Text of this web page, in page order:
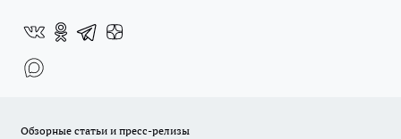
Обзорные статьи и пресс-релизы